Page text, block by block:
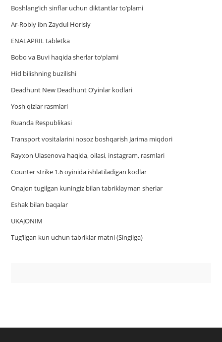
Boshlang’ich sinflar uchun diktantlar to’plami
Ar-Robiy ibn Zaydul Horisiy
ENALAPRIL tabletka
Bobo va Buvi haqida sherlar to‘plami
Hid bilishning buzilishi
Deadhunt New Deadhunt O’yinlar kodlari
Yosh qizlar rasmlari
Ruanda Respublikasi
Trаnsport vositаlаrini nosoz boshqаrish Jаrimа miqdori
Rayxon Ulasenova haqida, oilasi, instagram, rasmlari
Counter strike 1.6 oyinida ishlatiladigan kodlar
Onajon tugilgan kuningiz bilan tabriklayman sherlar
Eshak bilan baqalar
UKAJONIM
Tug‘ilgan kun uchun tabriklar matni (Singilga)